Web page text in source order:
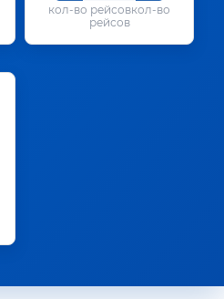
кол-во
рейсов